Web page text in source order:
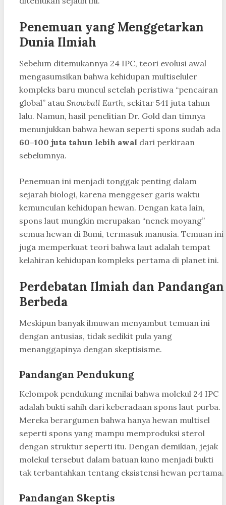
Penemuan yang Menggetarkan
Dunia Ilmiah
Sebelum ditemukannya 24 IPC, teori evolusi awal
mengasumsikan bahwa kehidupan multiseluler
kompleks baru muncul setelah peristiwa “pencairan
global” atau Snowball Earth, sekitar 541 juta tahun
lalu. Namun, hasil penelitian Dr. Gold dan timnya
menunjukkan bahwa hewan seperti spons sudah ada
60–100 juta tahun lebih awal dari perkiraan
sebelumnya.
Penemuan ini menjadi tonggak penting dalam
sejarah biologi, karena menggeser garis waktu
kemunculan kehidupan hewan. Dengan kata lain,
spons laut mungkin merupakan “nenek moyang”
semua hewan di Bumi, termasuk manusia. Temuan ini
juga memperkuat teori bahwa laut adalah tempat
kelahiran kehidupan kompleks pertama di planet ini.
Perdebatan Ilmiah dan Pandangan
Berbeda
Meskipun banyak ilmuwan menyambut temuan ini
dengan antusias, tidak sedikit pula yang
menanggapinya dengan skeptisisme.
Pandangan Pendukung
Kelompok pendukung menilai bahwa molekul 24 IPC
adalah bukti sahih dari keberadaan spons laut purba.
Mereka berargumen bahwa hanya hewan multisel
seperti spons yang mampu memproduksi sterol
dengan struktur seperti itu. Dengan demikian, jejak
molekul tersebut dalam batuan kuno menjadi bukti
tak terbantahkan tentang eksistensi hewan pertama.
Pandangan Skeptis